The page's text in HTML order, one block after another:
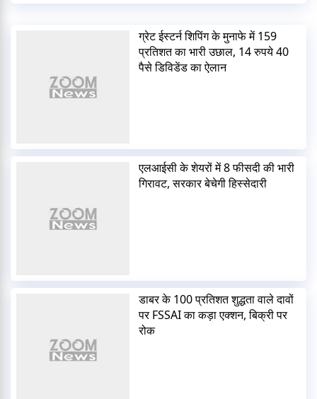
ग्रेट ईस्टर्न शिपिंग के मुनाफे में 159
प्रतिशत का भारी उछाल, 14 रुपये 40
पैसे डिविडेंड का ऐलान
एलआईसी के शेयरों में 8 फीसदी की भारी
गिरावट, सरकार बेचेगी हिस्सेदारी
डाबर के 100 प्रतिशत शुद्धता वाले दावों
पर FSSAI का कड़ा एक्शन, बिक्री पर
रोक